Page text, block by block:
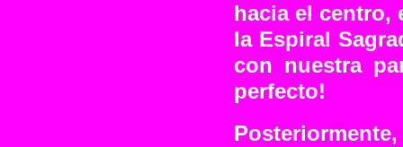
hacia el centro,
la Espiral
con nuestra
perfecto!